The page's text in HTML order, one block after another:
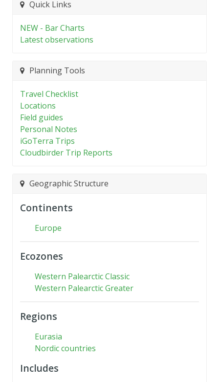
Quick Links
NEW - Bar Charts
Latest observations
Planning Tools
Travel Checklist
Locations
Field guides
Personal Notes
iGoTerra Trips
Cloudbirder Trip Reports
Geographic Structure
Continents
Europe
Ecozones
Western Palearctic Classic
Western Palearctic Greater
Regions
Eurasia
Nordic countries
Includes